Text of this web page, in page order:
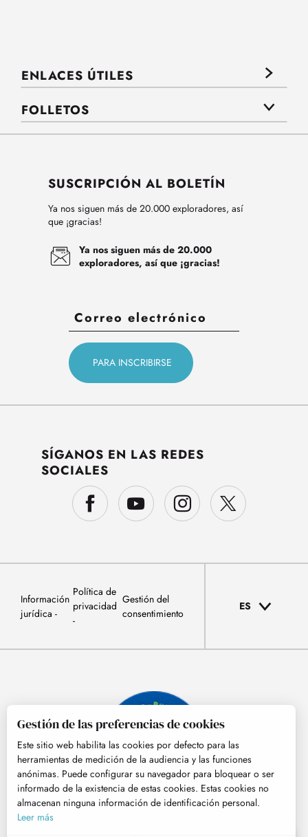
ENLACES ÚTILES
FOLLETOS
SUSCRIPCIÓN AL BOLETÍN
Ya nos siguen más de 20.000 exploradores, así
que ¡gracias!
Ya nos siguen más de 20.000
exploradores, así que ¡gracias!
SÍGANOS EN LAS REDES
SOCIALES
Información
jurídica
Política de
privacidad
Gestión del
consentimiento
ES
© Tourisme Hautes-Pyrénées
Gestión de las preferencias de cookies
Este sitio web habilita las cookies por defecto para las
herramientas de medición de la audiencia y las funciones
anónimas. Puede configurar su navegador para bloquear o ser
informado de la existencia de estas cookies. Estas cookies no
almacenan ninguna información de identificación personal.
Leer más